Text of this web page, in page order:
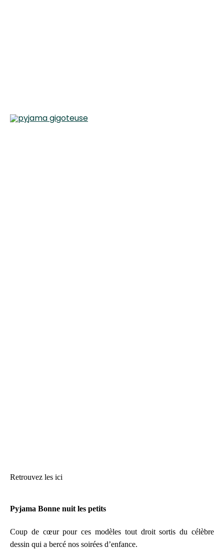
Retrouvez les ici
Pyjama Bonne nuit les petits
Coup de cœur pour ces modèles tout droit sortis du célèbre
dessin qui a bercé nos soirées d’enfance.